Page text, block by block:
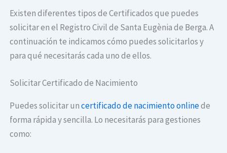
Existen diferentes tipos de Certificados que puedes
solicitar en el Registro Civil de Santa Eugènia de Berga. A
continuación te indicamos cómo puedes solicitarlos y
para qué necesitarás cada uno de ellos.
Solicitar Certificado de Nacimiento
Puedes solicitar uncertificado de nacimiento onlinede
forma rápida y sencilla. Lo necesitarás para gestiones
como: